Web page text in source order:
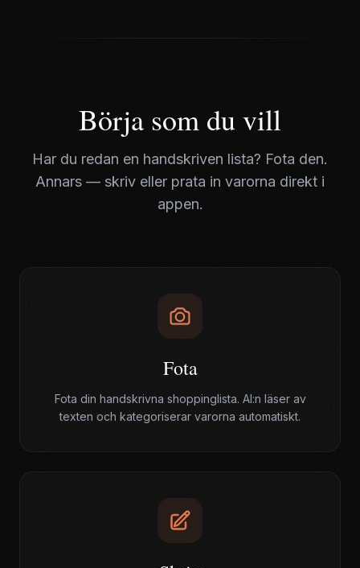
Börja som du vill
Har du redan en handskriven lista? Fota den.
Annars — skriv eller prata in varorna direkt i
appen.
Fota
Fota din handskrivna shoppinglista. AI:n läser av
texten och kategoriserar varorna automatiskt.